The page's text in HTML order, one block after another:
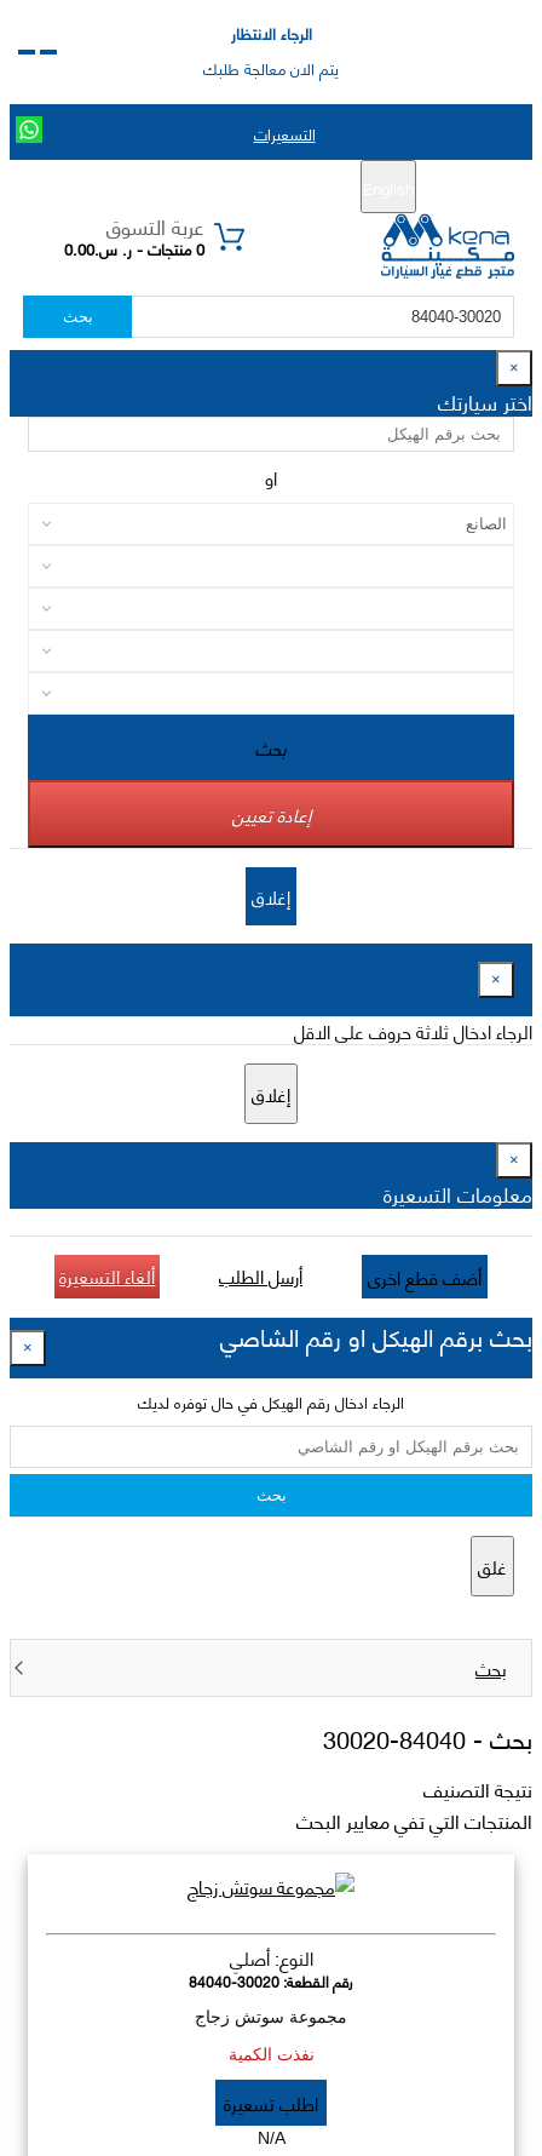
الرجاء الانتظار
يتم الان معالجة طلبك
التسعيرات
عربة التسوق
0 منتجات - ر. س.0.00
بحث
×
اختر سيارتك
او
بحث
إعادة تعيين
إغلاق
×
الرجاء ادخال ثلاثة حروف على الاقل
إغلاق
×
معلومات التسعيرة
أضف قطع اخرى أرسل الطلب ألغاء التسعيرة
بحث برقم الهيكل او رقم الشاصي ×
الرجاء ادخال رقم الهيكل في حال توفره لديك
بحث
غلق
بحث
بحث -84040-30020
نتيجة التصنيف
المنتجات التي تفي معايير البحث
النوع: أصلي
رقم القطعة:84040-30020
مجموعة سوتش زجاج
نفذت الكمية
اطلب تسعيرة
N/A